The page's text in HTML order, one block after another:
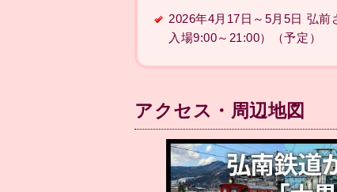
2026年4月17日～5月5日 弘
入場9:00～21:00）（予定）
アクセス・周辺地図